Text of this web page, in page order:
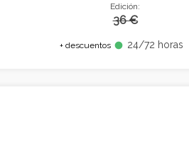
Edición:
36 €
+ descuentos fiber_manual_record 24/72 horas